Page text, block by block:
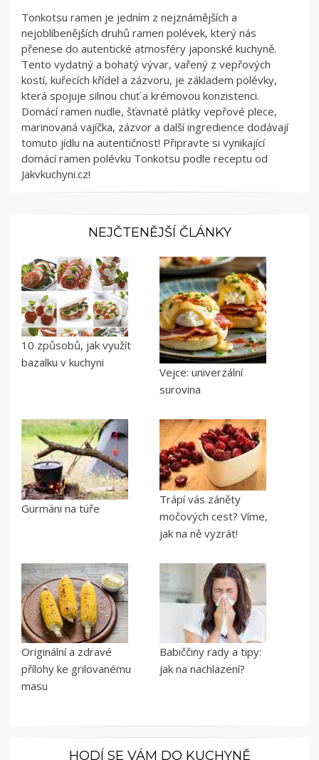
Tonkotsu ramen je jedním z nejznámějších a
nejoblíbenějších druhů ramen polévek, který nás
přenese do autentické atmosféry japonské kuchyně.
Tento vydatný a bohatý vývar, vařený z vepřových
kostí, kuřecích křídel a zázvoru, je základem polévky,
která spojuje silnou chuť a krémovou konzistenci.
Domácí ramen nudle, šťavnaté plátky vepřové plece,
marinovaná vajíčka, zázvor a další ingredience dodávají
tomuto jídlu na autentičnost! Připravte si vynikající
domácí ramen polévku Tonkotsu podle receptu od
Jakvkuchyni.cz!
NEJČTENĚJŠÍ ČLÁNKY
10 způsobů, jak využít
bazalku v kuchyni
Vejce: univerzální
surovina
Gurmáni na túře
Trápí vás záněty
močových cest? Víme,
jak na ně vyzrát!
Originální a zdravé
přílohy ke grilovanému
masu
Babiččiny rady a tipy:
jak na nachlazení?
HODÍ SE VÁM DO KUCHYNĚ